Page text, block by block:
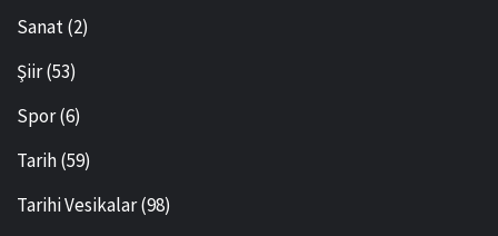
Sanat(2)
Şiir(53)
Spor(6)
Tarih(59)
Tarihi Vesikalar(98)